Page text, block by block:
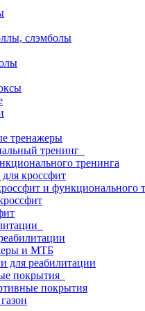
слэмболы
тренажеры
тренинг
тренинга
кроссфит
и функционального
и МТБ
для реабилитации
покрытия
покрытия